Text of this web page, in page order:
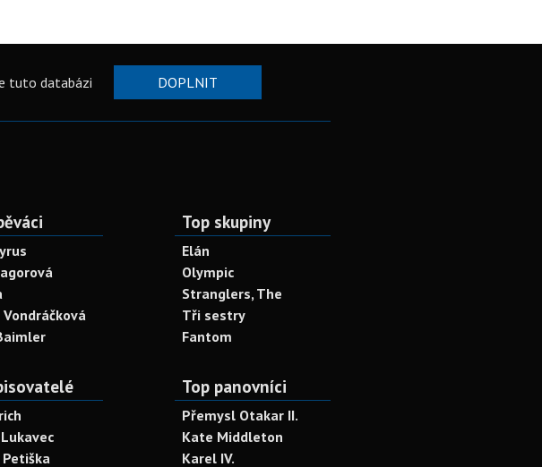
tuto databázi DOPLNIT
Top skupiny
Elán
Olympic
Stranglers, The
Tři sestry
Fantom
Petiška
Top panovníci
Přemysl Otakar II.
Kate Middleton
Karel IV.